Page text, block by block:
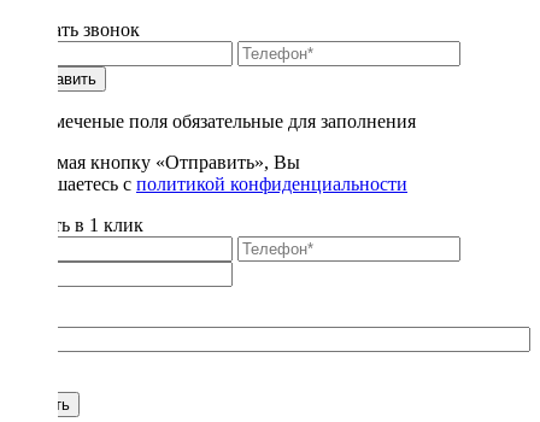
Заказать звонок
Отправить
* - отмеченые поля обязательные для заполнения
Нажимая кнопку «Отправить», Вы
соглашаетесь с политикой конфиденциальности
Купить в 1 клик
Купить